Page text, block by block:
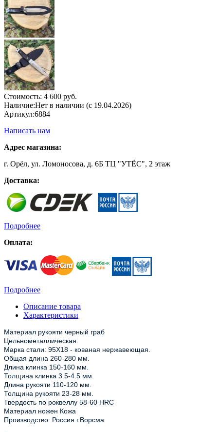
Стоимость: 4 600 руб.
Наличие:Нет в наличии (с 19.04.2026)
Артикул:6884
Написать нам
Адрес магазина:
г. Орёл, ул. Ломоносова, д. 6Б ТЦ "УТЁС", 2 этаж
Доставка:
Подробнее
Оплата:
Подробнее
Описание товара
Характеристики
Материал рукояти черный граб
Цельнометаллическая.
Марка стали: 95Х18 - кованая нержавеющая.
Общая длина 260-280 мм.
Длина клинка 150-160 мм.
Толщина клинка 3.5-4.5 мм.
Длина рукояти 110-120 мм.
Толщина рукояти 23-28 мм.
Твердость по роквеллу 58-60 HRC
Материал ножен Кожа
Производство: Россия г.Ворсма